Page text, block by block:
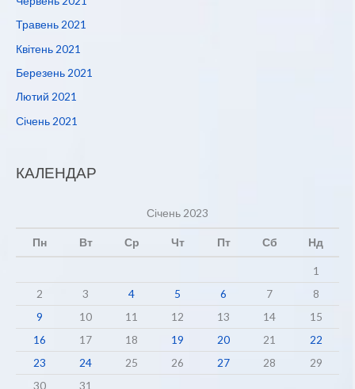
Травень 2021
Квітень 2021
Березень 2021
Лютий 2021
Січень 2021
КАЛЕНДАР
Січень 2023
Пн Вт Ср Чт Пт Сб Нд
1
2
3 4 5 6 7
8
9
10 11 12 13 14
15
16
17 18 19 20 21
22
23
24 25 26 27 28
29
30
31